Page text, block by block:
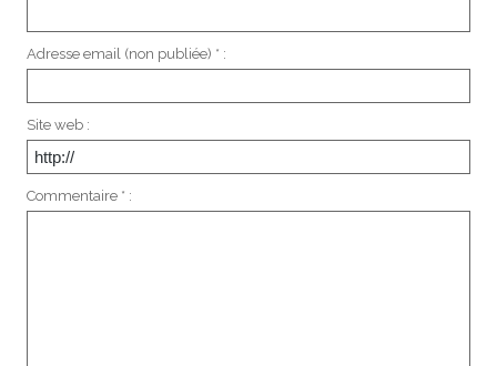
Adresse email (non publiée) * :
Site web :
Commentaire * :